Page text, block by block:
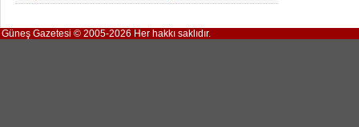
Güneş Gazetesi © 2005-2026 Her hakkı saklıdır.